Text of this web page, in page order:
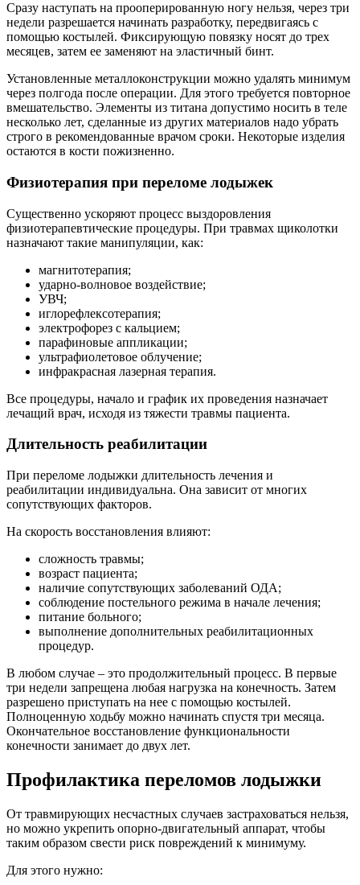
Сразу наступать на прооперированную ногу нельзя, через три
недели разрешается начинать разработку, передвигаясь с
помощью костылей. Фиксирующую повязку носят до трех
месяцев, затем ее заменяют на эластичный бинт.
Установленные металлоконструкции можно удалять минимум
через полгода после операции. Для этого требуется повторное
вмешательство. Элементы из титана допустимо носить в теле
несколько лет, сделанные из других материалов надо убрать
строго в рекомендованные врачом сроки. Некоторые изделия
остаются в кости пожизненно.
Физиотерапия при переломе лодыжек
Существенно ускоряют процесс выздоровления
физиотерапевтические процедуры. При травмах щиколотки
назначают такие манипуляции, как:
магнитотерапия;
ударно-волновое воздействие;
УВЧ;
иглорефлексотерапия;
электрофорез с кальцием;
парафиновые аппликации;
ультрафиолетовое облучение;
инфракрасная лазерная терапия.
Все процедуры, начало и график их проведения назначает
лечащий врач, исходя из тяжести травмы пациента.
Длительность реабилитации
При переломе лодыжки длительность лечения и
реабилитации индивидуальна. Она зависит от многих
сопутствующих факторов.
На скорость восстановления влияют:
сложность травмы;
возраст пациента;
наличие сопутствующих заболеваний ОДА;
соблюдение постельного режима в начале лечения;
питание больного;
выполнение дополнительных реабилитационных
процедур.
В любом случае – это продолжительный процесс. В первые
три недели запрещена любая нагрузка на конечность. Затем
разрешено приступать на нее с помощью костылей.
Полноценную ходьбу можно начинать спустя три месяца.
Окончательное восстановление функциональности
конечности занимает до двух лет.
Профилактика переломов лодыжки
От травмирующих несчастных случаев застраховаться нельзя,
но можно укрепить опорно-двигательный аппарат, чтобы
таким образом свести риск повреждений к минимуму.
Для этого нужно: